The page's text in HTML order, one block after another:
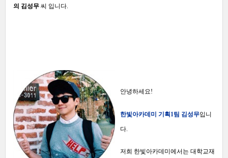
의 김성무 씨 입니다.
안녕하세요!
한빛아카데미 기획1팀 김성무입니
다.
저희 한빛아카데미에서는 대학교재